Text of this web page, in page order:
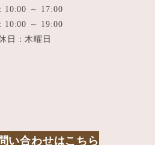
10:00 ～ 17:00
10:00 ～ 19:00
日：木曜日
い合わせはこちら